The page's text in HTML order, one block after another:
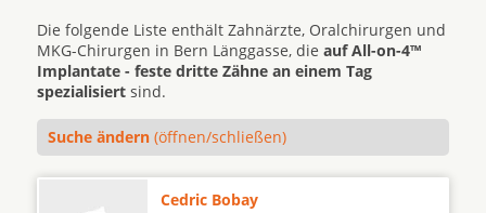
Die folgende Liste enthält Zahnärzte, Oralchirurgen und
MKG-Chirurgen in Bern Länggasse, die auf All-on-4™
Implantate - feste dritte Zähne an einem Tag
spezialisiert sind.
Suche ändern (öffnen/schließen)
Cedric Bobay